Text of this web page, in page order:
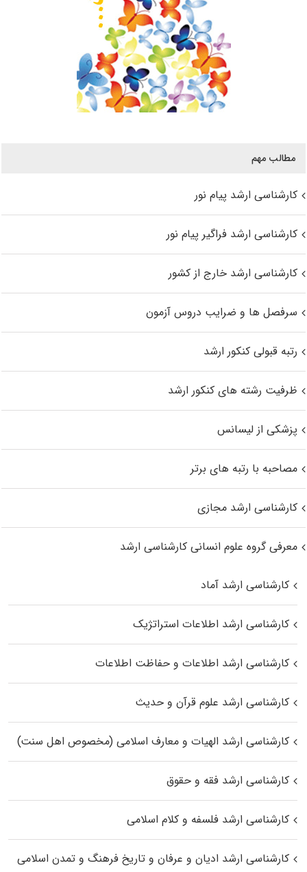
مطالب مهم
کارشناسی ارشد پیام نور
کارشناسی ارشد فراگیر پیام نور
کارشناسی ارشد خارج از کشور
سرفصل ها و ضرایب دروس آزمون
رتبه قبولی کنکور ارشد
ظرفیت رشته های کنکور ارشد
پزشکی از لیسانس
مصاحبه با رتبه های برتر
کارشناسی ارشد مجازی
معرفی گروه علوم انسانی کارشناسی ارشد
کارشناسی ارشد آماد
کارشناسی ارشد اطلاعات استراتژیک
کارشناسی ارشد اطلاعات و حفاظت اطلاعات
کارشناسی ارشد علوم قرآن و حدیث
کارشناسی ارشد الهیات و معارف اسلامی (مخصوص اهل سنت)
کارشناسی ارشد فقه و حقوق
کارشناسی ارشد فلسفه و کلام اسلامی
کارشناسی ارشد ادیان و عرفان و تاریخ فرهنگ و تمدن اسلامی